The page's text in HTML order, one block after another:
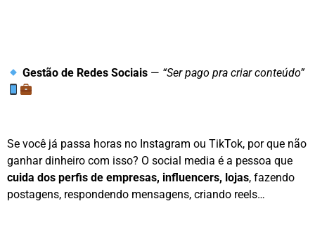
Gestão de Redes Sociais — “Ser pago pra criar conteúdo”
Se você já passa horas no Instagram ou TikTok, por que não
ganhar dinheiro com isso? O social media é a pessoa que
cuida dos perfis de empresas, influencers, lojas, fazendo
postagens, respondendo mensagens, criando reels…